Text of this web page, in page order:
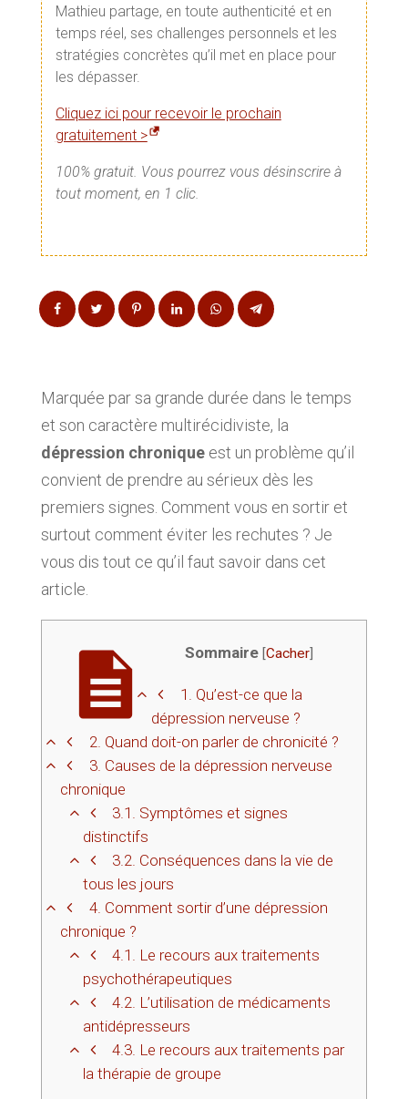
Mathieu partage, en toute authenticité et en
temps réel, ses challenges personnels et les
stratégies concrètes qu’il met en place pour
les dépasser.
Cliquez ici pour recevoir le prochain
gratuitement >
100% gratuit. Vous pourrez vous désinscrire à
tout moment, en 1 clic.
Marquée par sa grande durée dans le temps
et son caractère multirécidiviste, la
dépression chroniqueest un problème qu’il
convient de prendre au sérieux dès les
premiers signes. Comment vous en sortir et
surtout comment éviter les rechutes ? Je
vous dis tout ce qu’il faut savoir dans cet
article.
Sommaire [Cacher]
1. Qu’est-ce que la
dépression nerveuse ?
2. Quand doit-on parler de chronicité ?
3. Causes de la dépression nerveuse
chronique
3.1. Symptômes et signes
distinctifs
3.2. Conséquences dans la vie de
tous les jours
4. Comment sortir d’une dépression
chronique ?
4.1. Le recours aux traitements
psychothérapeutiques
4.2. L’utilisation de médicaments
antidépresseurs
4.3. Le recours aux traitements par
la thérapie de groupe